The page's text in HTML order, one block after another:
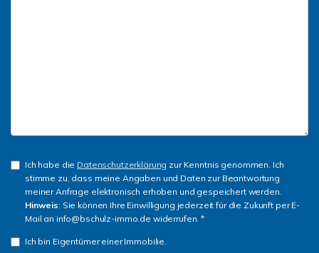
Ich habe die Datenschutzerklärung zur Kenntnis genommen. Ich
stimme zu, dass meine Angaben und Daten zur Beantwortung
meiner Anfrage elektronisch erhoben und gespeichert werden.
Hinweis: Sie können Ihre Einwilligung jederzeit für die Zukunft per E-
Mail an info@bschulz-immo.de widerrufen. *
Ich bin Eigentümer einer Immobilie.